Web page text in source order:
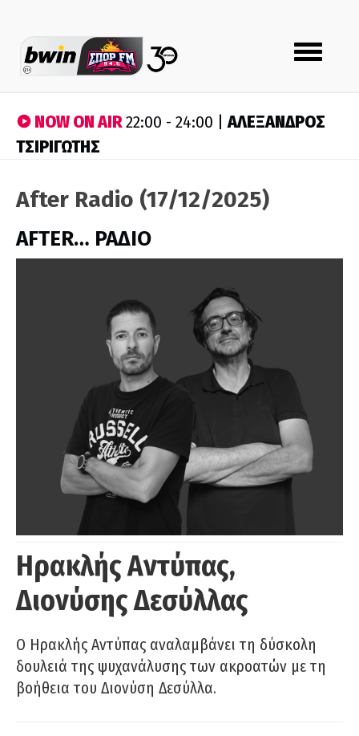
Toggle
navigation
NOW ON AIR22:00 - 24:00 |ΑΛΕΞΑΝΔΡΟΣ
ΤΣΙΡΙΓΩΤΗΣ
After Radio (17/12/2025)
AFTER… ΡΑΔΙΟ
Ηρακλής Αντύπας,
Διονύσης Δεσύλλας
Ο Ηρακλής Αντύπας αναλαμβάνει τη δύσκολη
δουλειά της ψυχανάλυσης των ακροατών με τη
βοήθεια του Διονύση Δεσύλλα.